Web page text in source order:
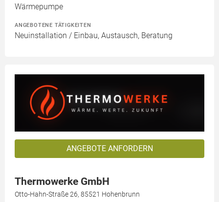
Wärmepumpe
ANGEBOTENE TÄTIGKEITEN
Neuinstallation / Einbau, Austausch, Beratung
ANGEBOTE ANFORDERN
Thermowerke GmbH
Otto-Hahn-Straße 26, 85521 Hohenbrunn